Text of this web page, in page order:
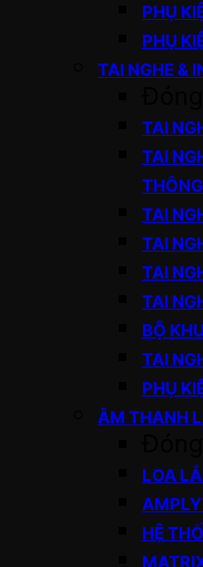
PHỤ
PHỤ
TAI NGHE &
TAI
TAI
THÔNG
TAI
TAI
TAI
TAI
BỘ
TAI
PHỤ
ÂM THANH
LOA
HỆ